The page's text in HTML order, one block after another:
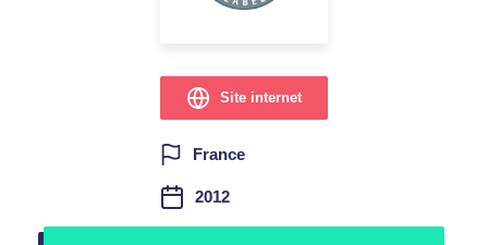
Site internet
France
2012